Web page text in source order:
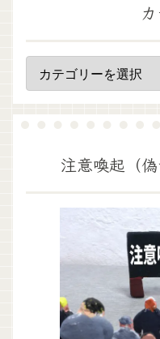
注意喚起（偽